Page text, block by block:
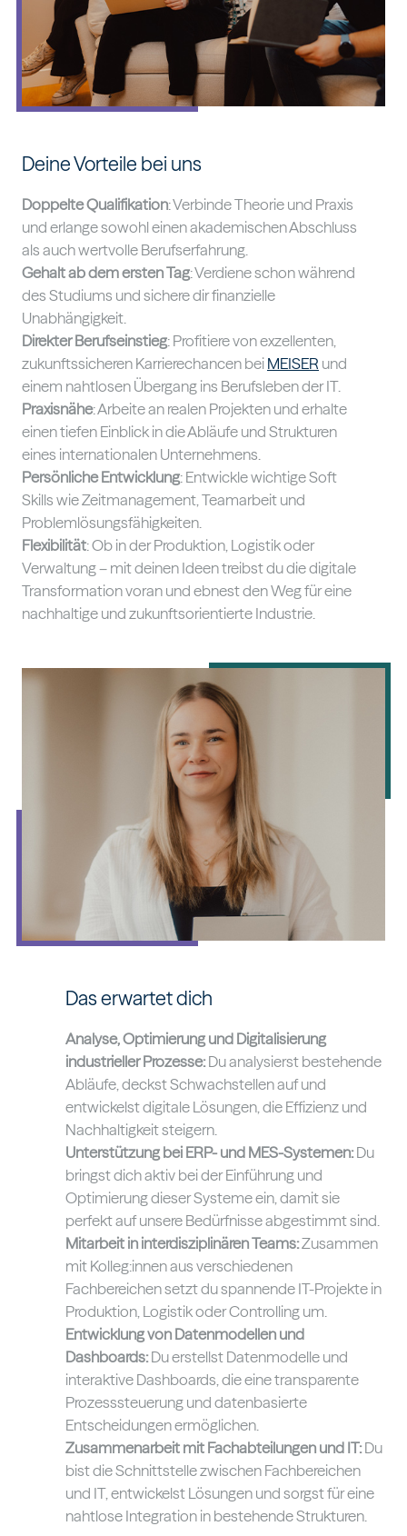
Deine Vorteile bei uns
Doppelte Qualifikation: Verbinde Theorie und Praxis
und erlange sowohl einen akademischen Abschluss
als auch wertvolle Berufserfahrung.
Gehalt ab dem ersten Tag: Verdiene schon während
des Studiums und sichere dir finanzielle
Unabhängigkeit.
Direkter Berufseinstieg: Profitiere von exzellenten,
zukunftssicheren Karrierechancen beiMEISER und
einem nahtlosen Übergang ins Berufsleben der IT.
Praxisnähe: Arbeite an realen Projekten und erhalte
einen tiefen Einblick in die Abläufe und Strukturen
eines internationalen Unternehmens.
Persönliche Entwicklung: Entwickle wichtige Soft
Skills wie Zeitmanagement, Teamarbeit und
Problemlösungsfähigkeiten.
Flexibilität: Ob in der Produktion, Logistik oder
Verwaltung – mit deinen Ideen treibst du die digitale
Transformation voran und ebnest den Weg für eine
nachhaltige und zukunftsorientierte Industrie.
Das erwartet dich
Analyse, Optimierung und Digitalisierung
industrieller Prozesse:Du analysierst bestehende
Abläufe, deckst Schwachstellen auf und
entwickelst digitale Lösungen, die Effizienz und
Nachhaltigkeit steigern.
Unterstützung bei ERP- und MES-Systemen:Du
bringst dich aktiv bei der Einführung und
Optimierung dieser Systeme ein, damit sie
perfekt auf unsere Bedürfnisse abgestimmt sind.
Mitarbeit in interdisziplinären Teams:Zusammen
mit Kolleg:innen aus verschiedenen
Fachbereichen setzt du spannende IT-Projekte in
Produktion, Logistik oder Controlling um.
Entwicklung von Datenmodellen und
Dashboards:Du erstellst Datenmodelle und
interaktive Dashboards, die eine transparente
Prozesssteuerung und datenbasierte
Entscheidungen ermöglichen.
Zusammenarbeit mit Fachabteilungen und IT:Du
bist die Schnittstelle zwischen Fachbereichen
und IT, entwickelst Lösungen und sorgst für eine
nahtlose Integration in bestehende Strukturen.